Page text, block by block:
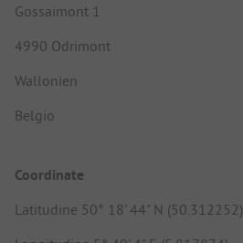
Gossaimont 1
4990 Odrimont
Wallonien
Belgio
Coordinate
Latitudine 50° 18' 44" N (50.312252)